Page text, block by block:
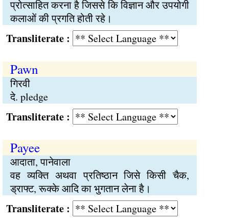
प्रोत्साहित करना है जिससे कि विज्ञान और उपयोगी
कलाओं की प्रगति होती रहे।
:
Pawn
गिरवी
दे. pledge
:
Payee
आदाता, पानेवाला
वह व्यक्ति अथवा प्रतिष्ठान जिसे किसी चैक,
ड्राफ्ट, रूक्के आदि का भुगतान लेना है।
: